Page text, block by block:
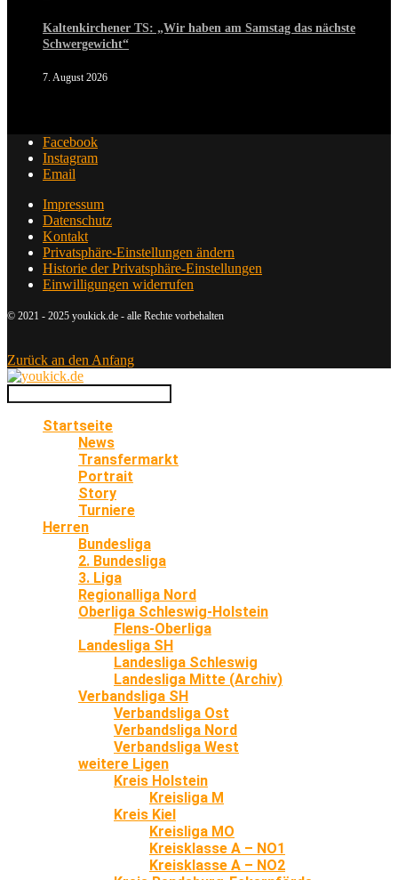
Kaltenkirchener TS: „Wir haben am Samstag das nächste
Schwergewicht“
7. August 2026
Facebook
Instagram
Email
Impressum
Datenschutz
Kontakt
Privatsphäre-Einstellungen ändern
Historie der Privatsphäre-Einstellungen
Einwilligungen widerrufen
© 2021 - 2025 youkick.de - alle Rechte vorbehalten
Zurück an den Anfang
Startseite
News
Transfermarkt
Portrait
Story
Turniere
Herren
Bundesliga
2. Bundesliga
3. Liga
Regionalliga Nord
Oberliga Schleswig-Holstein
Flens-Oberliga
Landesliga SH
Landesliga Schleswig
Landesliga Mitte (Archiv)
Verbandsliga SH
Verbandsliga Ost
Verbandsliga Nord
Verbandsliga West
weitere Ligen
Kreis Holstein
Kreisliga M
Kreis Kiel
Kreisliga MO
Kreisklasse A – NO1
Kreisklasse A – NO2